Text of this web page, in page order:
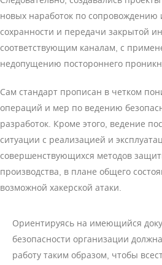
новых наработок по сопровождению
сохранности и передачи закрытой
соответствующим каналам, с
недопущению постороннего
Сам стандарт прописан в четком
операций и мер по ведению
разработок. Кроме этого, ведение
ситуации с реализацией и
совершенствующихся методов
производства, в плане общего
возможной хакерской атаки.
Ориентируясь на имеющийся
безопасности организации
работу таким образом, чтобы